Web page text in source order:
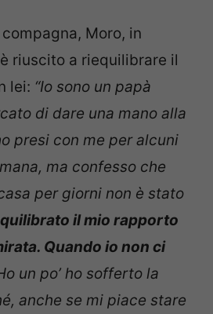
Moro, in
riuscito a riequilibrare il
lei: “Io sono un papà
di dare una mano alla
presi con me per alcuni
ma confesso che
per giorni non è stato
il mio rapporto
Quando io non ci
un po’ ho sofferto la
anche se mi piace stare